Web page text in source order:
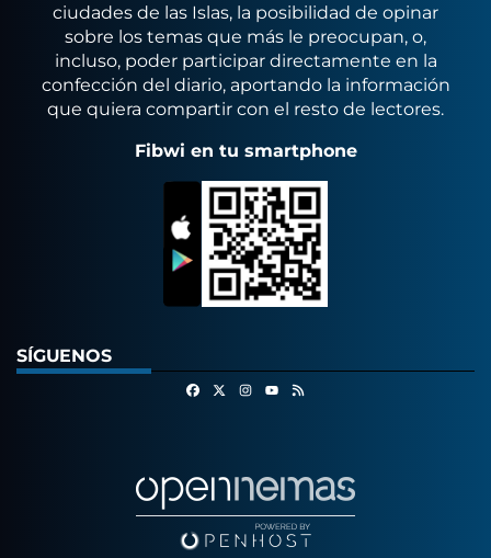
ciudades de las Islas, la posibilidad de opinar
sobre los temas que más le preocupan, o,
incluso, poder participar directamente en la
confección del diario, aportando la información
que quiera compartir con el resto de lectores.
Fibwi en tu smartphone
SÍGUENOS
FacebookInstagram